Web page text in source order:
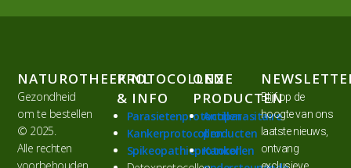
NATUROTHEEK.NL
Gezondheid
om te bestellen
© 2025.
Alle rechten
PROTOCOLLEN
& INFO
Parasietenprotocollen
Kankerprotocollen
Spikeopathieprotocollen
ONZE
PRODUCTEN
Antiparasitaire
producten
Kanker
Blijf op de
hoogte van ons
laatste nieuws,
ontvang